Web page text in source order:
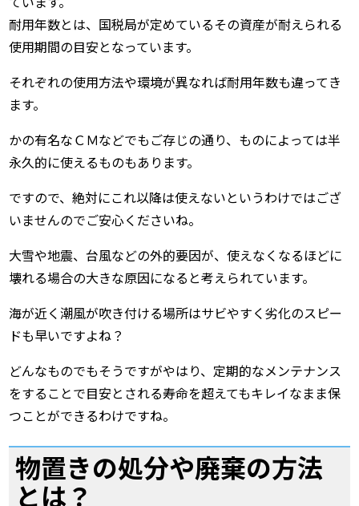
耐用年数とは、国税局が定めているその資産が耐えられる
使用期間の目安となっています。
それぞれの使用方法や環境が異なれば耐用年数も違ってき
ます。
かの有名なＣＭなどでもご存じの通り、ものによっては半
永久的に使えるものもあります。
ですので、絶対にこれ以降は使えないというわけではござ
いませんのでご安心くださいね。
大雪や地震、台風などの外的要因が、使えなくなるほどに
壊れる場合の大きな原因になると考えられています。
海が近く潮風が吹き付ける場所はサビやすく劣化のスピー
ドも早いですよね？
どんなものでもそうですがやはり、定期的なメンテナンス
をすることで目安とされる寿命を超えてもキレイなまま保
つことができるわけですね。
物置きの処分や廃棄の方法
とは？